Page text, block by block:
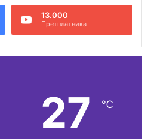
13.000
Претплатника
27 ℃